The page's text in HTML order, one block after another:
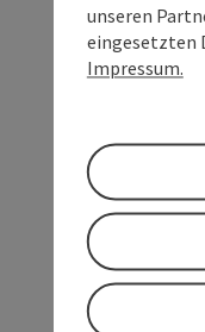
unseren
eingesetzten
Impressum.